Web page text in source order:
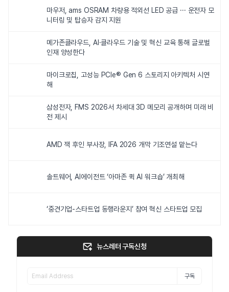
마우저, ams OSRAM 차량용 적외선 LED 공급 ··· 운전자 모
니터링 및 탑승자 감지 지원
메가존클라우드, AI·클라우드 기술 및 혁신 교육 통해 글로벌
인재 양성한다
마이크로칩, 고성능 PCIe® Gen 6 스토리지 아키텍처 시연
해
삼성전자, FMS 2026서 차세대 3D 메모리 공개하며 미래 비
전 제시
AMD 잭 후인 부사장, IFA 2026 개막 기조연설 맡는다
솔트웨어, AI에이전트 ‘아마존 퀵 AI 워크숍’ 개최해
‘중견기업-스타트업 동행라운지’ 참여 혁신 스타트업 모집
뉴스레터 구독신청
구독